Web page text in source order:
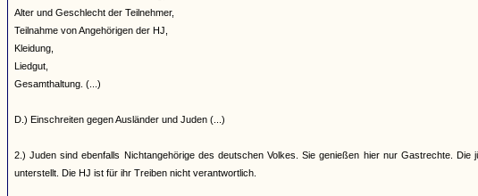
Alter und Geschlecht der Teilnehmer,
Teilnahme von Angehörigen der HJ,
Kleidung,
Liedgut,
Gesamthaltung. (...)
D.) Einschreiten gegen Ausländer und Juden (...)
2.) Juden sind ebenfalls Nichtangehörige des deutschen Volkes. Sie genießen hier nur Gastrechte.
unterstellt. Die HJ ist für ihr Treiben nicht verantwortlich.